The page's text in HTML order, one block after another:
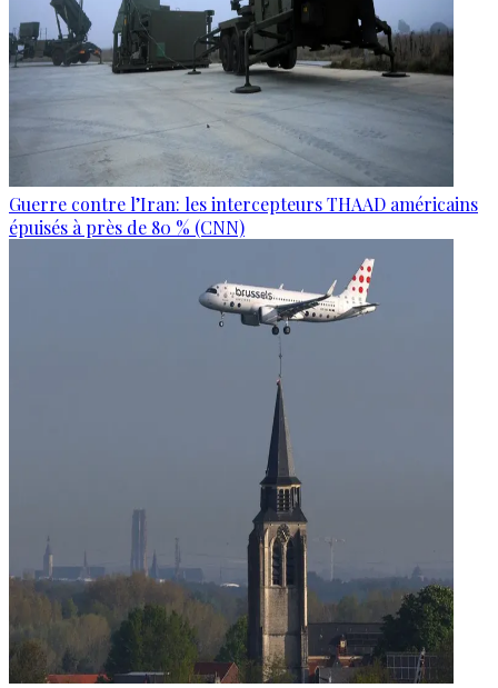
Guerre contre l’Iran: les intercepteurs THAAD américains
épuisés à près de 80 % (CNN)